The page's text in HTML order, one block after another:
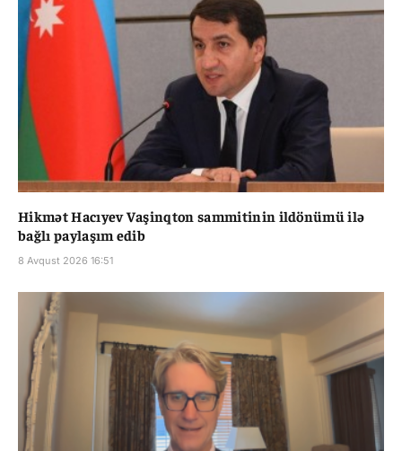
Hikmət Hacıyev Vaşinqton sammitinin ildönümü ilə
bağlı paylaşım edib
8 Avqust 2026 16:51